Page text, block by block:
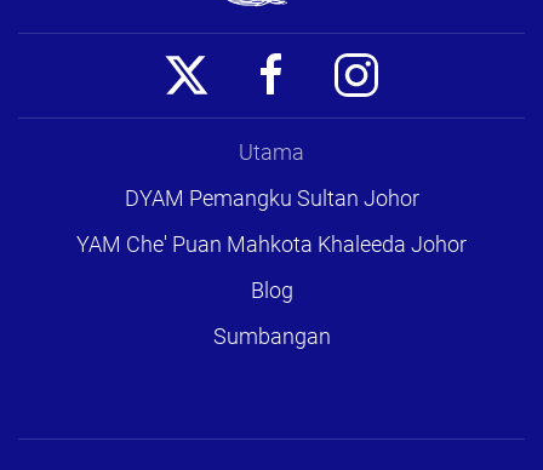
Utama
DYAM Pemangku Sultan Johor
YAM Che' Puan Mahkota Khaleeda Johor
Blog
Sumbangan